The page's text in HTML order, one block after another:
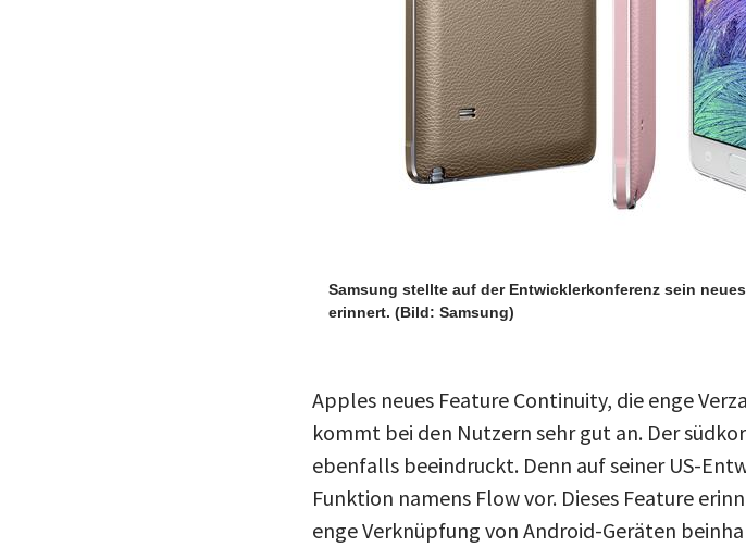
Samsung stellte auf der Entwicklerkonferenz sein
erinnert. (Bild: Samsung)
Apples neues Feature Continuity, die enge
kommt bei den Nutzern sehr gut an. Der
ebenfalls beeindruckt. Denn auf seiner US-
Funktion namens Flow vor. Dieses Feature
enge Verknüpfung von Android-Geräten